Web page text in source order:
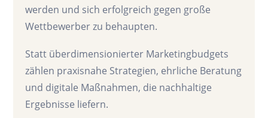
werden und sich erfolgreich gegen große
Wettbewerber zu behaupten.
Statt überdimensionierter Marketingbudgets
zählen praxisnahe Strategien, ehrliche Beratung
und digitale Maßnahmen, die nachhaltige
Ergebnisse liefern.